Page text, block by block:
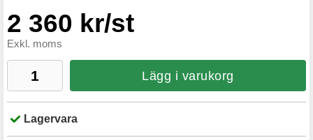
2 360 kr/st
Exkl. moms
Lägg i varukorg
Lagervara